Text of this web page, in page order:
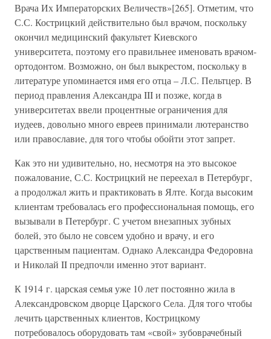
Врача Их Императорских Величеств»[265]. Отметим, что
С.С. Кострицкий действительно был врачом, поскольку
окончил медицинский факультет Киевского
университета, поэтому его правильнее именовать врачом-
ортодонтом. Возможно, он был выкрестом, поскольку в
литературе упоминается имя его отца – Л.С. Пельтцер. В
период правления Александра III и позже, когда в
университетах ввели процентные ограничения для
иудеев, довольно много евреев принимали лютеранство
или православие, для того чтобы обойти этот запрет.
Как это ни удивительно, но, несмотря на это высокое
пожалование, С.С. Кострицкий не переехал в Петербург,
а продолжал жить и практиковать в Ялте. Когда высоким
клиентам требовалась его профессиональная помощь, его
вызывали в Петербург. С учетом внезапных зубных
болей, это было не совсем удобно и врачу, и его
царственным пациентам. Однако Александра Федоровна
и Николай II предпочли именно этот вариант.
К 1914 г. царская семья уже 10 лет постоянно жила в
Александровском дворце Царского Села. Для того чтобы
лечить царственных клиентов, Кострицкому
потребовалось оборудовать там «свой» зубоврачебный